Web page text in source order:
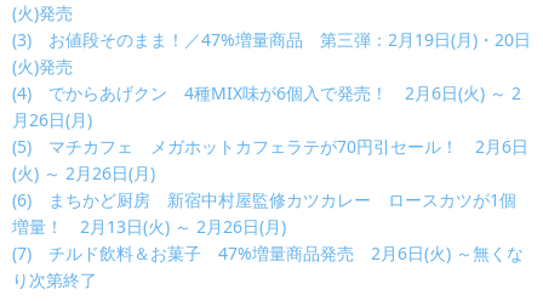
(火)発売
(3) お値段そのまま！／47%増量商品 第三弾：2月19日(月)・20日
(火)発売
(4) でからあげクン 4種MIX味が6個入で発売！ 2月6日(火) ～ 2
月26日(月)
(5) マチカフェ メガホットカフェラテが70円引セール！ 2月6日
(火) ～ 2月26日(月)
(6) まちかど厨房 新宿中村屋監修カツカレー ロースカツが1個
増量！ 2月13日(火) ～ 2月26日(月)
(7) チルド飲料＆お菓子 47%増量商品発売 2月6日(火) ～無くな
り次第終了